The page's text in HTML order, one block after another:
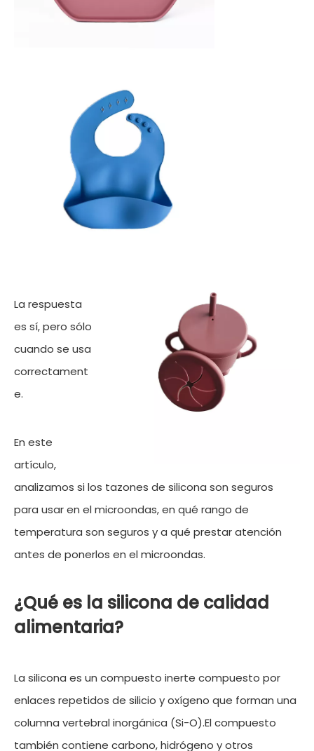
La respuesta
es sí, pero sólo
cuando se usa
correctament
e.
En este
artículo,
analizamos si los tazones de silicona son seguros
para usar en el microondas, en qué rango de
temperatura son seguros y a qué prestar atención
antes de ponerlos en el microondas.
¿Qué es la silicona de calidad
alimentaria?
La silicona es un compuesto inerte compuesto por
enlaces repetidos de silicio y oxígeno que forman una
columna vertebral inorgánica (Si-O).El compuesto
también contiene carbono, hidrógeno y otros